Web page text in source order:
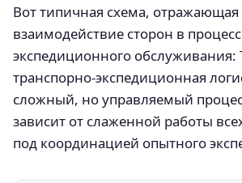
Вот типичная схема, отражающая
взаимодействие сторон в
экспедиционного обслуживания:
транспорно-экспедиционная
сложный, но управляемый
зависит от слаженной работы
под координацией опытного